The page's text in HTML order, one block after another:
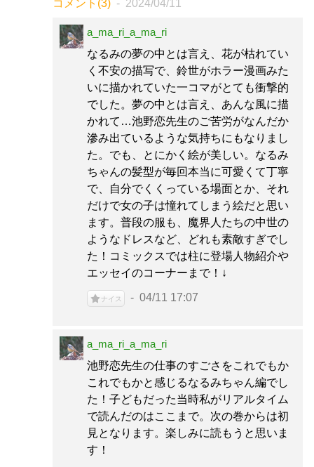
コメント(3) 2024/04/11
a_ma_ri_a_ma_ri
なるみの夢の中とは言え、花が枯れてい
く不安の描写で、鈴世がホラー漫画みた
いに描かれていた一コマがとても衝撃的
でした。夢の中とは言え、あんな風に描
かれて…池野恋先生のご苦労がなんだか
滲み出ているような気持ちにもなりまし
た。でも、とにかく絵が美しい。なるみ
ちゃんの髪型が毎回本当に可愛くて丁寧
で、自分でくくっている場面とか、それ
だけで女の子は憧れてしまう絵だと思い
ます。普段の服も、魔界人たちの中世の
ようなドレスなど、どれも素敵すぎでし
た！コミックスでは柱に登場人物紹介や
エッセイのコーナーまで！↓
ナイス 04/11 17:07
a_ma_ri_a_ma_ri
池野恋先生の仕事のすごさをこれでもか
これでもかと感じるなるみちゃん編でし
た！子どもだった当時私がリアルタイム
で読んだのはここまで。次の巻からは初
見となります。楽しみに読もうと思いま
す！